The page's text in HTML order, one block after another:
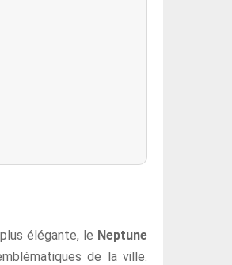
élégante, le Neptune
de la ville.